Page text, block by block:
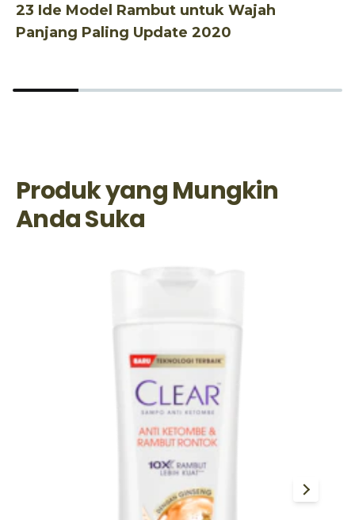
23 Ide Model Rambut untuk Wajah
Panjang Paling Update 2020
Produk yang Mungkin
Anda Suka